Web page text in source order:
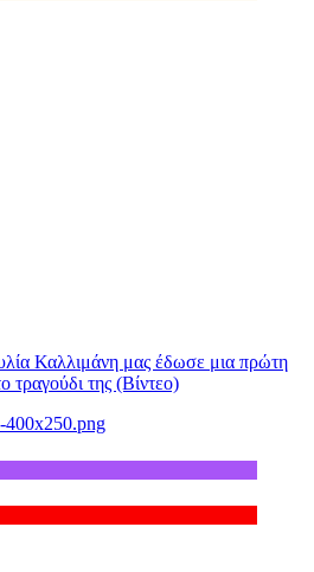
Καλλιμάνη μας έδωσε μια πρώτη
τραγούδι της (Βίντεο)